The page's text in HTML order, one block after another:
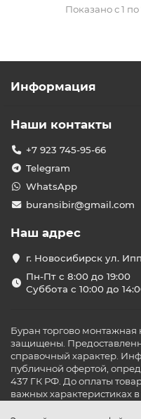
Показано с 1 по
Информация
Наши контакты
+7 923 745-95-66
Telegram
WhatsApp
buransibir@gmail.com
Наш адрес
г. Новосибирск ул.
Пн-Пт с 8:00 до 19:00
Суббота с 10:00 до
Буран торгово
защищены.
справочный характер.
публичной офертой,
437 ГК РФ. До оплаты
важных характеристиках